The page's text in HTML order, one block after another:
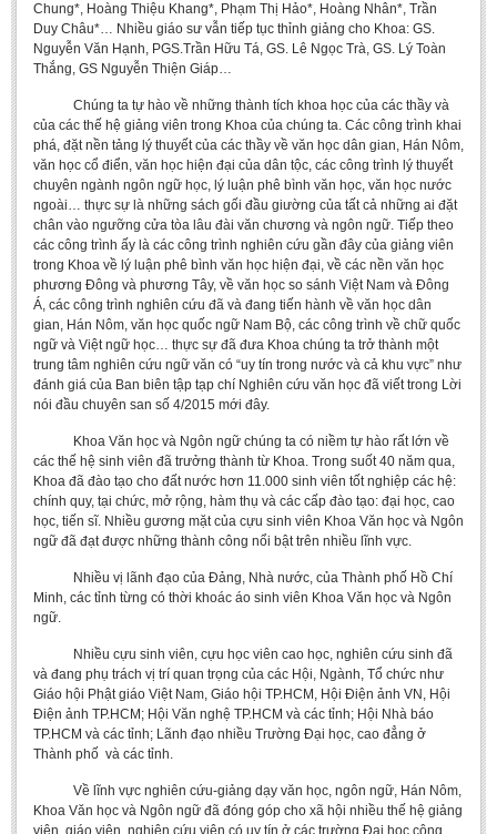
Chung*, Hoàng Thiệu Khang*, Phạm Thị Hảo*, Hoàng Nhân*, Trần
Duy Châu*… Nhiều giáo sư vẫn tiếp tục thỉnh giảng cho Khoa: GS.
Nguyễn Văn Hạnh, PGS.Trần Hữu Tá, GS. Lê Ngọc Trà, GS. Lý Toàn
Thắng, GS Nguyễn Thiện Giáp…
Chúng ta tự hào về những thành tích khoa học của các thầy và
của các thế hệ giảng viên trong Khoa của chúng ta. Các công trình khai
phá, đặt nền tảng lý thuyết của các thầy về văn học dân gian, Hán Nôm,
văn học cổ điển, văn học hiện đại của dân tộc, các công trình lý thuyết
chuyên ngành ngôn ngữ học, lý luận phê bình văn học, văn học nước
ngoài… thực sự là những sách gối đầu giường của tất cả những ai đặt
chân vào ngưỡng cửa tòa lâu đài văn chương và ngôn ngữ. Tiếp theo
các công trình ấy là các công trình nghiên cứu gần đây của giảng viên
trong Khoa về lý luận phê bình văn học hiện đại, về các nền văn học
phương Đông và phương Tây, về văn học so sánh Việt Nam và Đông
Á, các công trình nghiên cứu đã và đang tiến hành về văn học dân
gian, Hán Nôm, văn học quốc ngữ Nam Bộ, các công trình về chữ quốc
ngữ và Việt ngữ học… thực sự đã đưa Khoa chúng ta trở thành một
trung tâm nghiên cứu ngữ văn có “uy tín trong nước và cả khu vực” như
đánh giá của Ban biên tập tạp chí Nghiên cứu văn học đã viết trong Lời
nói đầu chuyên san số 4/2015 mới đây.
Khoa Văn học và Ngôn ngữ chúng ta có niềm tự hào rất lớn về
các thế hệ sinh viên đã trưởng thành từ Khoa. Trong suốt 40 năm qua,
Khoa đã đào tạo cho đất nước hơn 11.000 sinh viên tốt nghiệp các hệ:
chính quy, tại chức, mở rộng, hàm thụ và các cấp đào tạo: đại học, cao
học, tiến sĩ. Nhiều gương mặt của cựu sinh viên Khoa Văn học và Ngôn
ngữ đã đạt được những thành công nổi bật trên nhiều lĩnh vực.
Nhiều vị lãnh đạo của Đảng, Nhà nước, của Thành phố Hồ Chí
Minh, các tỉnh từng có thời khoác áo sinh viên Khoa Văn học và Ngôn
ngữ.
Nhiều cựu sinh viên, cựu học viên cao học, nghiên cứu sinh đã
và đang phụ trách vị trí quan trọng của các Hội, Ngành, Tổ chức như
Giáo hội Phật giáo Việt Nam, Giáo hội TP.HCM, Hội Điện ảnh VN, Hội
Điện ảnh TP.HCM; Hội Văn nghệ TP.HCM và các tỉnh; Hội Nhà báo
TP.HCM và các tỉnh; Lãnh đạo nhiều Trường Đại học, cao đẳng ở
Thành phố và các tỉnh.
Về lĩnh vực nghiên cứu-giảng dạy văn học, ngôn ngữ, Hán Nôm,
Khoa Văn học và Ngôn ngữ đã đóng góp cho xã hội nhiều thế hệ giảng
viên, giáo viên, nghiên cứu viên có uy tín ở các trường Đại học công